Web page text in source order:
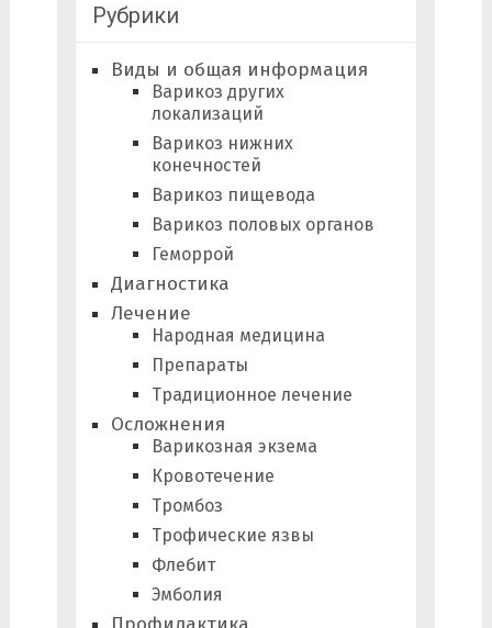
Рубрики
Виды и общая информация
Варикоз других
локализаций
Варикоз нижних
конечностей
Варикоз пищевода
Варикоз половых органов
Геморрой
Диагностика
Лечение
Народная медицина
Препараты
Традиционное лечение
Осложнения
Варикозная экзема
Кровотечение
Тромбоз
Трофические язвы
Флебит
Эмболия